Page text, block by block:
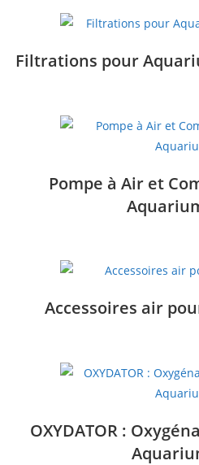
Filtrations pour
Pompe à Air et
Accessoires air
OXYDATOR :